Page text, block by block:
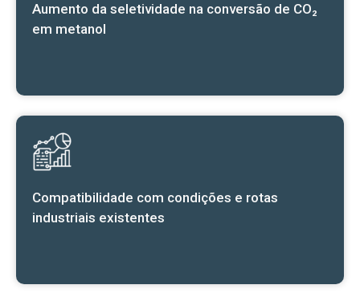
Aumento da seletividade na conversão de CO₂
em metanol
Compatibilidade com condições e rotas
industriais existentes